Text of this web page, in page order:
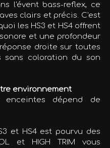
l'évent bass-reflex, ce
clairs et précis. C'est
les HS3 et HS4 offrent
et une profondeur
droite sur toutes
sans coloration du son
environnement
dépend de
et HS4 est pourvu des
et HIGH TRIM vous